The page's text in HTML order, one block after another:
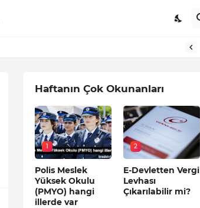
Haftanın Çok Okunanları
1
Polis Meslek
Yüksek Okulu
(PMYO) hangi
illerde var
2
E-Devletten Vergi
Levhası
Çıkarılabilir mi?